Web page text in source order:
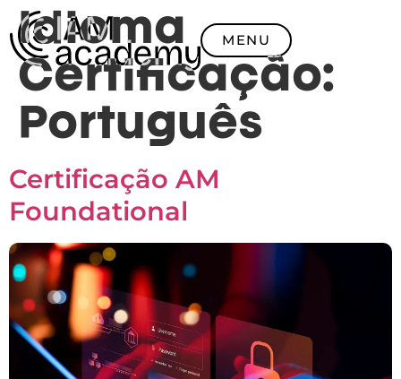
MENU
Idioma
Certificação:
Português
Certificação AM
Foundational